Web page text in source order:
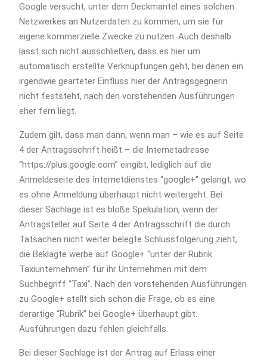
Google versucht, unter dem Deckmantel eines solchen
Netzwerkes an Nutzerdaten zu kommen, um sie für
eigene kommerzielle Zwecke zu nutzen. Auch deshalb
lässt sich nicht ausschließen, dass es hier um
automatisch erstellte Verknüpfungen geht, bei denen ein
irgendwie gearteter Einfluss hier der Antragsgegnerin
nicht feststeht, nach den vorstehenden Ausführungen
eher fern liegt.
Zudem gilt, dass man dann, wenn man – wie es auf Seite
4 der Antragsschrift heißt – die Internetadresse
“https://plus.google.com” eingibt, lediglich auf die
Anmeldeseite des Internetdienstes “google+” gelangt, wo
es ohne Anmeldung überhaupt nicht weitergeht. Bei
dieser Sachlage ist es bloße Spekulation, wenn der
Antragsteller auf Seite 4 der Antragsschrift die durch
Tatsachen nicht weiter belegte Schlussfolgerung zieht,
die Beklagte werbe auf Google+ “unter der Rubrik
Taxiunternehmen” für ihr Unternehmen mit dem
Suchbegriff “Taxi”. Nach den vorstehenden Ausführungen
zu Google+ stellt sich schon die Frage, ob es eine
derartige “Rubrik” bei Google+ überhaupt gibt.
Ausführungen dazu fehlen gleichfalls.
Bei dieser Sachlage ist der Antrag auf Erlass einer